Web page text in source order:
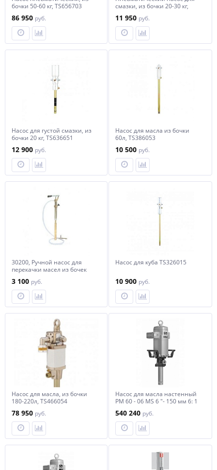
бочки 50-60 кг, TS656703
86 950 руб.
смазки, из бочки 20-30 кг,
11 950 руб.
Насос для густой смазки, из
бочки 20 кг, TS636651
12 900 руб.
Насос для масла из бочки
60л, TS386053
10 500 руб.
30200, Ручной насос для
перекачки масел из бочек
3 100 руб.
Насос для куба TS326015
10 900 руб.
Насос для масла, из бочки
180-220л, TS466054
78 950 руб.
Насос для масла настенный
PM 60 - 06 MS 6 "- 150 мм 6: 1
540 240 руб.